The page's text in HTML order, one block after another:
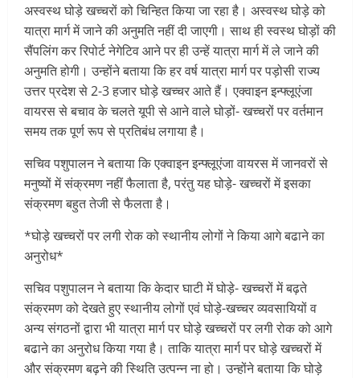
अस्वस्थ घोड़े खच्चरों को चिन्हित किया जा रहा है। अस्वस्थ घोड़े को
यात्रा मार्ग में जाने की अनुमति नहीं दी जाएगी। साथ ही स्वस्थ घोड़ों की
सैंपलिंग कर रिपोर्ट नेगेटिव आने पर ही उन्हें यात्रा मार्ग में ले जाने की
अनुमति होगी। उन्होंने बताया कि हर वर्ष यात्रा मार्ग पर पड़ोसी राज्य
उत्तर प्रदेश से 2-3 हजार घोड़े खच्चर आते हैं। एक्वाइन इन्फ्लूएंजा
वायरस से बचाव के चलते यूपी से आने वाले घोड़ों- खच्चरों पर वर्तमान
समय तक पूर्ण रूप से प्रतिबंध लगाया है।
सचिव पशुपालन ने बताया कि एक्वाइन इन्फ्लूएंजा वायरस में जानवरों से
मनुष्यों में संक्रमण नहीं फैलाता है, परंतु यह घोड़े- खच्चरों में इसका
संक्रमण बहुत तेजी से फैलता है।
*घोड़े खच्चरों पर लगी रोक को स्थानीय लोगों ने किया आगे बढाने का
अनुरोध*
सचिव पशुपालन ने बताया कि केदार घाटी में घोड़े- खच्चरों में बढ़ते
संक्रमण को देखते हुए स्थानीय लोगों एवं घोड़े-खच्चर व्यवसायियों व
अन्य संगठनों द्वारा भी यात्रा मार्ग पर घोड़े खच्चरों पर लगी रोक को आगे
बढाने का अनुरोध किया गया है। ताकि यात्रा मार्ग पर घोड़े खच्चरों में
और संक्रमण बढ़ने की स्थिति उत्पन्न ना हो। उन्होंने बताया कि घोड़े